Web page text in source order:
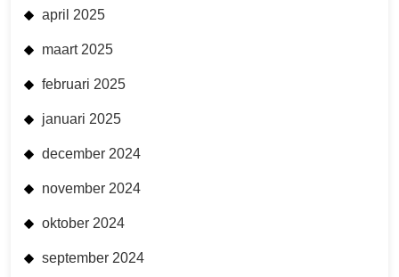
april 2025
maart 2025
februari 2025
januari 2025
december 2024
november 2024
oktober 2024
september 2024